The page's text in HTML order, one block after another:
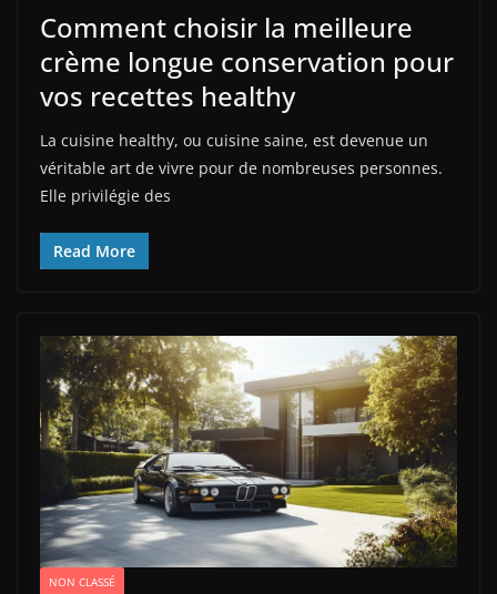
Comment choisir la meilleure
crème longue conservation pour
vos recettes healthy
La cuisine healthy, ou cuisine saine, est devenue un
véritable art de vivre pour de nombreuses personnes.
Elle privilégie des
Read More
NON CLASSÉ